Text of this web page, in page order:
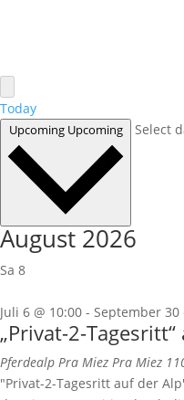
Today
Upcoming Upcoming Select
August 2026
Sa 8
Juli 6 @ 10:00 - September 30
„Privat-2-
Pferdealp Pra Miez Pra Miez
"Privat-2-Tagesritt auf der